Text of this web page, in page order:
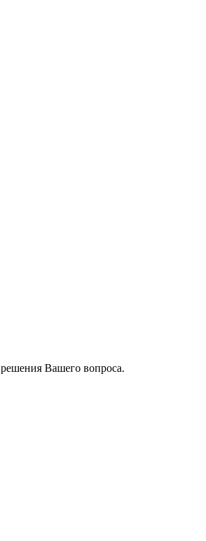
Вашего вопроса.